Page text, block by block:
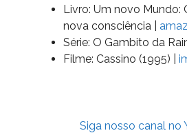
Livro: Um novo Mundo:
nova consciência |
Série: O Gambito da
Filme: Cassino (1995) |
Siga nosso canal no